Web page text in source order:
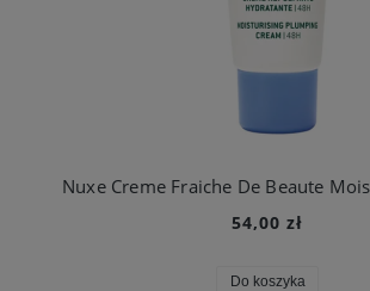
54,00 zł
Do koszyka